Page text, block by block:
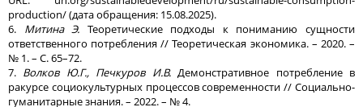
production/ (дата обращения: 15.08.2025).
6. Митина Э. Теоретические подходы к пониманию сущности
ответственного потребления // Теоретическая экономика. – 2020. –
№ 1. – С. 65–72.
7. Волков Ю.Г., Печкуров И.В.Демонстративное потребление в
ракурсе социокультурных процессов современности // Социально-
гуманитарные знания. – 2022. – № 4.